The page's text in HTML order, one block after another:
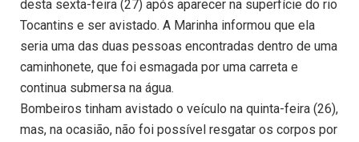
desta sexta-feira (27) após aparecer na superfície do rio
Tocantins e ser avistado. A Marinha informou que ela
seria uma das duas pessoas encontradas dentro de uma
caminhonete, que foi esmagada por uma carreta e
continua submersa na água.
Bombeiros tinham avistado o veículo na quinta-feira (26),
mas, na ocasião, não foi possível resgatar os corpos por